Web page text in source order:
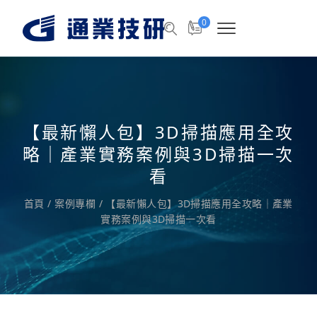
0
【最新懶人包】3D掃描應用全攻
略｜產業實務案例與3D掃描一次
看
首頁/ 案例專欄 /【最新懶人包】3D掃描應用全攻略｜產業
實務案例與3D掃描一次看